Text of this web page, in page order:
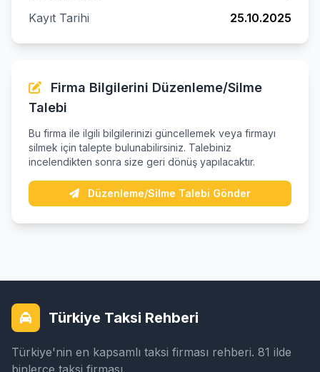
Kayıt Tarihi
25.10.2025
Firma Bilgilerini Düzenleme/Silme
Talebi
Bu firma ile ilgili bilgilerinizi güncellemek veya firmayı
silmek için talepte bulunabilirsiniz. Talebiniz
incelendikten sonra size geri dönüş yapılacaktır.
Düzenleme/Silme Talebi Gönder
Türkiye Taksi Rehberi
Türkiye'nin en kapsamlı taksi firması rehberi. 81 ilde
binlerce taksi firması.